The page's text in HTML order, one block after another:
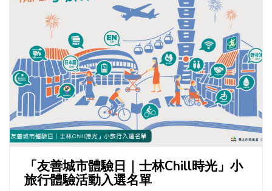
「友善城市體驗日｜士林Chill時光」小
旅行體驗活動入選名單